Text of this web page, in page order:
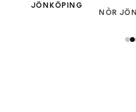
NÒR
JÖNKÖPING